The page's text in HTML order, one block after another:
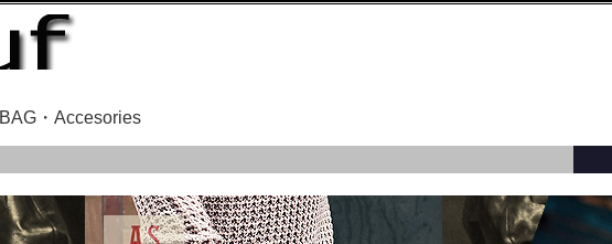
メンズアウター／トップス バッグ・アクセサリー イタリ
メンズアウター全てを見る
レディースアウター／トップス バッグ・アクセサリー イタ
レディースアウター全てを見る
BAG・Accesories
レザーバッグ 財布・小銭入れ・キーケース カー
ベルト・ブレスレット メガネ・パスポート・ブックカバー